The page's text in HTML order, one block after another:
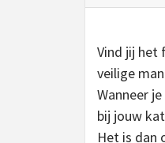
Vind jij het
veilige
Wanneer
bij jouw
Het is dan